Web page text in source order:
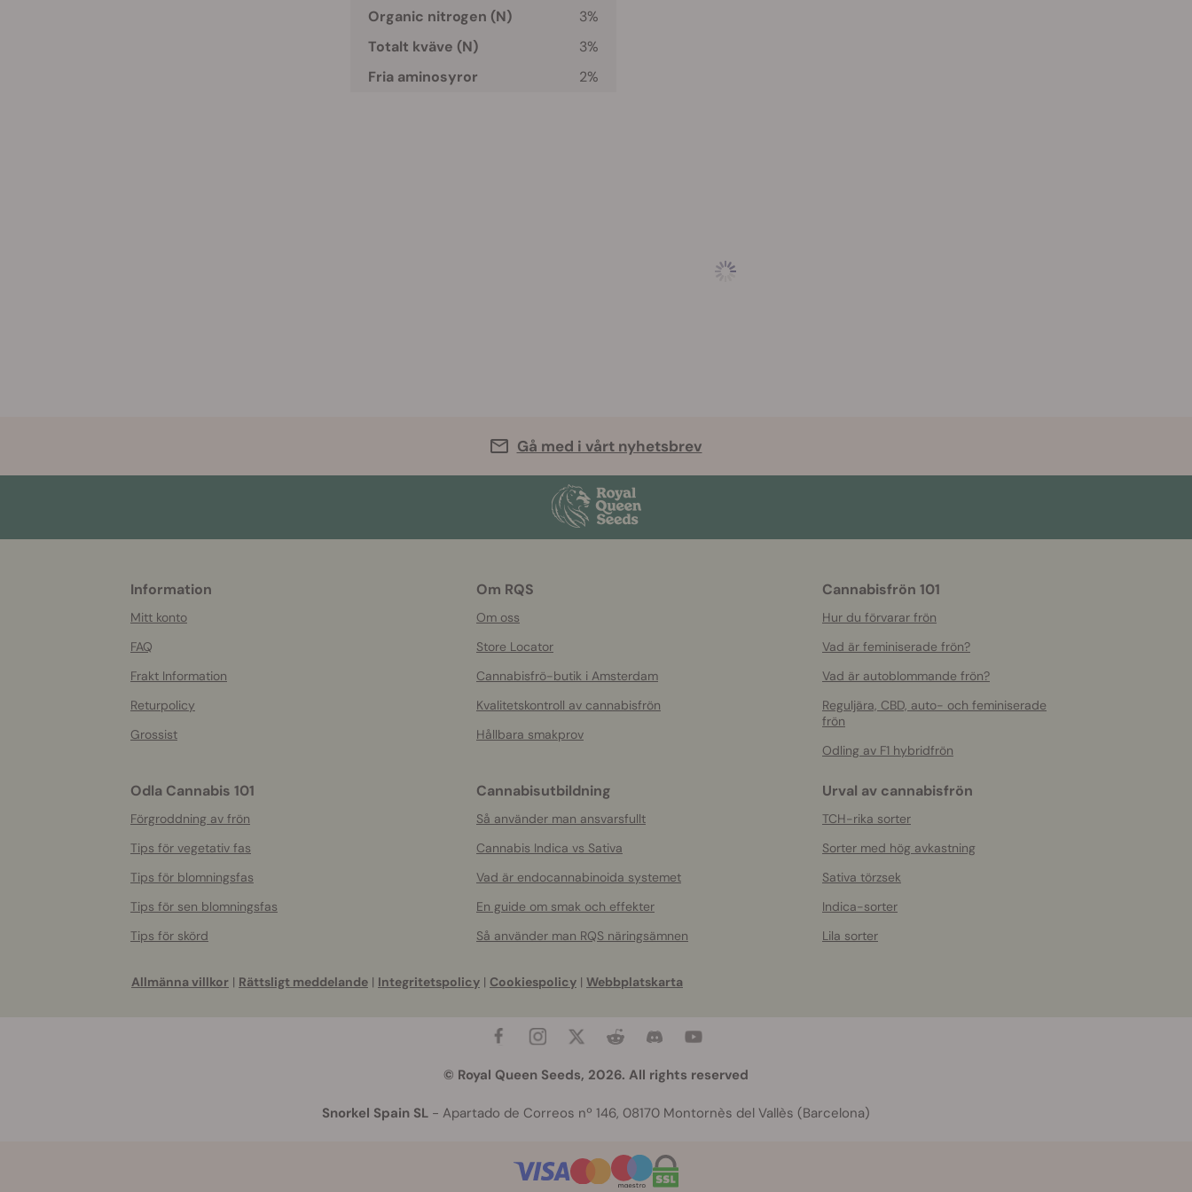
Organic nitrogen (N)
3%
Totalt kväve (N)
3%
Fria aminosyror
2%
Gå med i vårt nyhetsbrev
Information
Mitt konto
FAQ
Frakt Information
Returpolicy
Grossist
Om RQS
Om oss
Store Locator
Cannabisfrö-butik i Amsterdam
Kvalitetskontroll av cannabisfrön
Hållbara smakprov
Cannabisfrön 101
Hur du förvarar frön
Vad är feminiserade frön?
Vad är autoblommande frön?
Reguljära, CBD, auto- och feminiserade
frön
Odling av F1 hybridfrön
Odla Cannabis 101
Förgroddning av frön
Tips för vegetativ fas
Tips för blomningsfas
Tips för sen blomningsfas
Tips för skörd
Cannabisutbildning
Så använder man ansvarsfullt
Cannabis Indica vs Sativa
Vad är endocannabinoida systemet
En guide om smak och effekter
Så använder man RQS näringsämnen
Urval av cannabisfrön
TCH-rika sorter
Sorter med hög avkastning
Sativa törzsek
Indica-sorter
Lila sorter
Allmänna villkor | Rättsligt meddelande | Integritetspolicy | Cookiespolicy | Webbplatskarta
© Royal Queen Seeds, 2026. All rights reserved
Snorkel Spain SL - Apartado de Correos nº 146, 08170 Montornès del Vallès (Barcelona)